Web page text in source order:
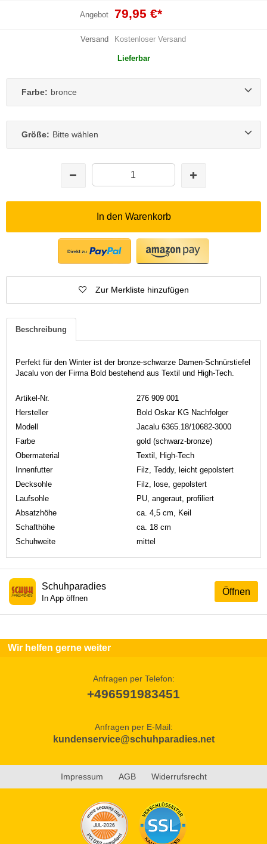
Angebot 79,95 €*
Versand Kostenloser Versand
Lieferbar
Farbe: bronce
Größe: Bitte wählen
In den Warenkorb
Zur Merkliste hinzufügen
Beschreibung
Perfekt für den Winter ist der bronze-schwarze Damen-Schnürstiefel
Jacalu von der Firma Bold bestehend aus Textil und High-Tech.
Artikel-Nr.
276 909 001
Hersteller
Bold Oskar KG Nachfolger
Modell
Jacalu 6365.18/10682-3000
Farbe
gold (schwarz-bronze)
Obermaterial
Textil, High-Tech
Innenfutter
Filz, Teddy, leicht gepolstert
Decksohle
Filz, lose, gepolstert
Laufsohle
PU, angeraut, profiliert
Absatzhöhe
ca. 4,5 cm, Keil
Schafthöhe
ca. 18 cm
Schuhweite
mittel
Öffnen
Schuhparadies
In App öffnen
Wir helfen gerne weiter
Anfragen per Telefon:
+496591983451
Anfragen per E-Mail:
kundenservice@schuhparadies.net
Impressum AGB Widerrufsrecht